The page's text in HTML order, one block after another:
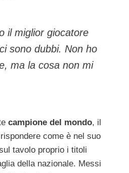
il miglior giocatore
sono dubbi. Non ho
ma la cosa non mi
campione del mondo, il
come è nel suo
tavolo proprio i titoli
della nazionale. Messi